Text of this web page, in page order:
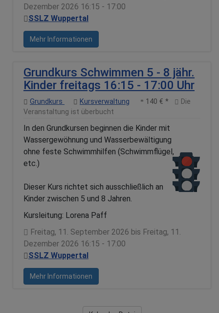
Dezember 2026 16:15 - 17:00
SSLZ Wuppertal
Mehr Informationen
Grundkurs Schwimmen 5 - 8 jähr.
Kinder freitags 16:15 - 17:00 Uhr
Grundkurs Kursverwaltung 140 € *
Die
Veranstaltung ist überbucht
In den Grundkursen beginnen die Kinder mit
Wassergewöhnung und Wasserbewältigung
ohne feste Schwimmhilfen (Schwimmflügel,
etc.)
Dieser Kurs richtet sich ausschließlich an
Kinder zwischen 5 und 8 Jahren.
Kursleitung: Lorena Paff
Freitag, 11. September 2026 bis Freitag, 11.
Dezember 2026 16:15 - 17:00
SSLZ Wuppertal
Mehr Informationen